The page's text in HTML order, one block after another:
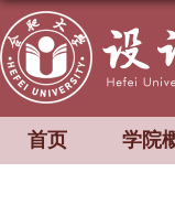
首页 学院